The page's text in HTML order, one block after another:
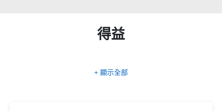
得益
+ 顯示全部